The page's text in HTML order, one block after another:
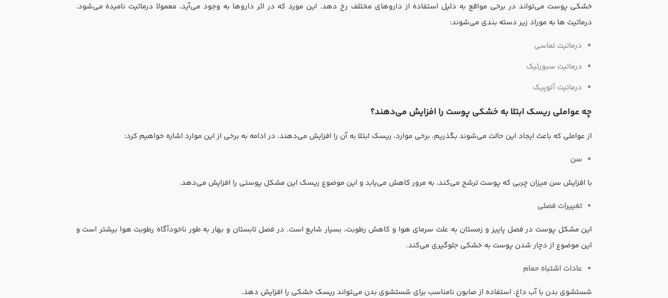
خشکی پوست می‌تواند در برخی مواقع به دلیل استفاده از داروهای مختلف رخ دهد. این مورد که در اثر داروها به وجود می‌آید، معمولا درماتیت نامیده می‌شود.
درماتیت ها به موراد زیر دسته بندی می‌شوند:
درماتیت تماسی
درماتیت سبورئیک
درماتیت آتوپیک
چه عواملی ریسک ابتلا به خشکی پوست را افزایش می‌دهند؟
از عواملی که باعث ایجاد این حالت می‌شوند بگذریم، برخی موارد، ریسک ابتلا به آن را افزایش می‌دهند. در ادامه به برخی از این موارد اشاره خواهیم کرد:
سن
با افزایش سن میزان چربی که پوست ترشح می‌کند، به مرور کاهش می‌یابد و این موضوع ریسک این مشکل پوستی را افزایش می‌دهد.
تغییرات فصلی
این مشکل پوست در فصل پاییز و زمستان به علت سرمای هوا و کاهش رطوبت، بسیار شایع است. در فصل تابستان و بهار به طور ناخودآگاه رطوبت هوا بیشتر است و
این موضوع از دچار شدن پوست به خشکی جلوگیری می‌کند.
عادات اشتباه حمام
شستشوی بدن با آب داغ، استفاده از صابون نامناسب برای شستشوی بدن می‌تواند ریسک خشکی را افزایش دهد.